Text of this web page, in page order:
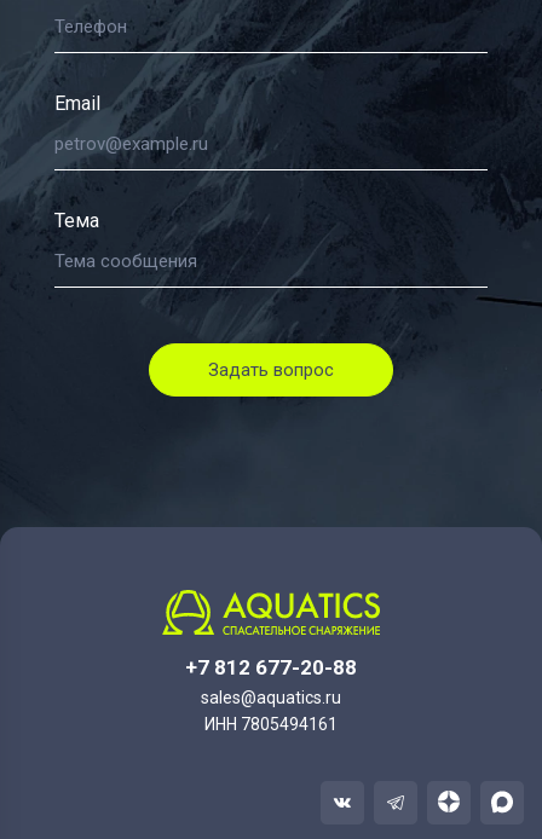
Email
Тема
Задать вопрос
+7 812 677-20-88
sales@aquatics.ru
ИНН 7805494161